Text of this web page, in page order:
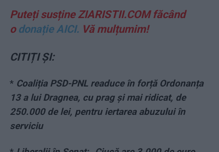
Puteți susține ZIARISTII.COM făcând
o donație AICI. Vă mulțumim!
CITIȚI ȘI:
* Coaliția PSD-PNL readuce în forță Ordonanța
13 a lui Dragnea, cu prag și mai ridicat, de
250.000 de lei, pentru iertarea abuzului în
serviciu